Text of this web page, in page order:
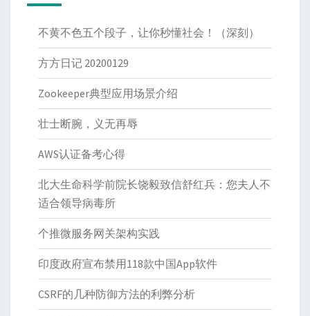
不黄不色五个段子，让你秒懂社会！（深刻）
方方日记 20200129
Zookeeper典型应用场景介绍
壮士断腕，义无再辱
AWS认证备考心得
北大生命科学前院长饶毅致信舒红兵：您夫人不
适合领导病毒所
个推微服务网关架构实践
印度政府宣布禁用118款中国App软件
CSRF的几种防御方法的利弊分析